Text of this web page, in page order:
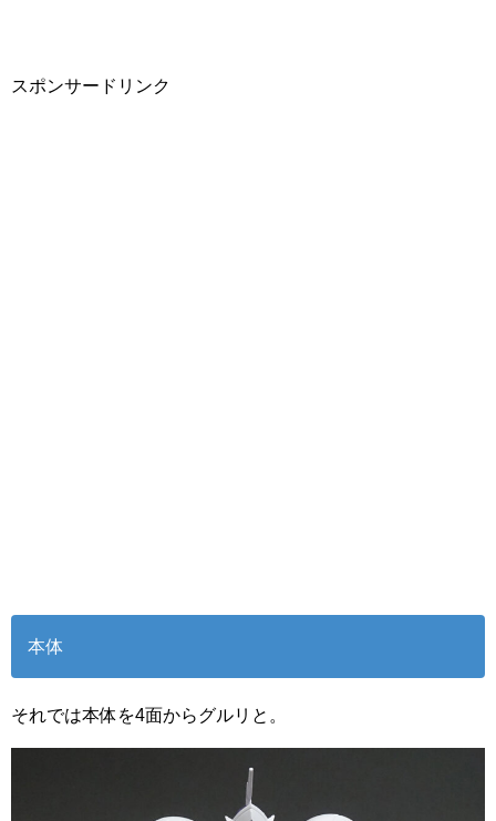
スポンサードリンク
本体
それでは本体を4面からグルリと。